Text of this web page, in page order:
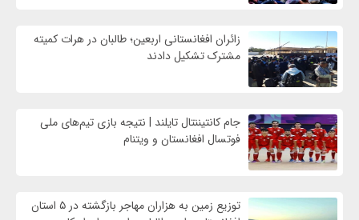
زائران افغانستانی اربعین؛ طالبان در هرات کمیته
مشترک تشکیل دادند
جام کانتیننتال تایلند | نتیجه بازی تیم‌های ملی
فوتسال افغانستان و ویتنام
توزیع زمین به هزاران مهاجر بازگشته در ۵ استان